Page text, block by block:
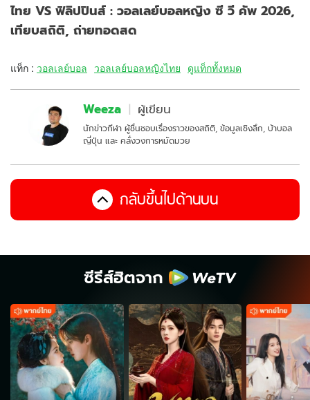
ไทย VS ฟิลิปปินส์ : วอลเลย์บอลหญิง ซี วี คัพ 2026,
เทียบสถิติ, ถ่ายทอดสด
แท็ก : วอลเลย์บอล วอลเลย์บอลหญิงไทย ดูแท็กทั้งหมด
Weeza ผู้เขียน
นักข่าวกีฬา ผู้ชื่นชอบเรื่องราวของสถิติ, ข้อมูลเชิงลึก, บ้าบอล
ญี่ปุ่น และ คลั่งวงการหมัดมวย
กลับขึ้นไปด้านบน
ซีรีส์ฮิตจาก